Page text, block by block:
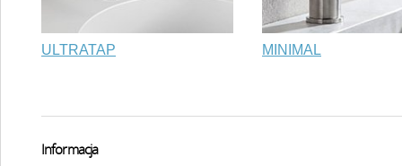
ULTRATAP MINIMAL
Informacja